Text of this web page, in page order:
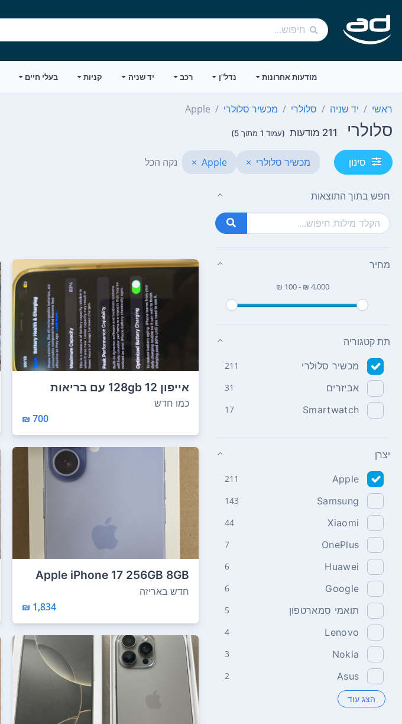
מודעות אחרונות נדל"ן רכב יד שניה קניות בעלי חיים
ראשי יד שניה סלולרי מכשיר סלולרי Apple
סלולרי 211 מודעות (עמוד 1 מתוך 5)
סינון מכשיר סלולרי ×
Apple
× נקה הכל
חפש בתוך התוצאות
מחיר
₪ 100 - ₪ 4,000
תת קטגוריה
מכשיר סלולרי 211
אביזרים 31
Smartwatch
17
יצרן
Apple
211
Samsung
143
Xiaomi
44
OnePlus
7
Huawei
6
Google
6
תואמי סמארטפון 5
Lenovo
4
Nokia
3
Asus
2
הצג עוד
אייפון 12 128gb עם בריאות
סוללה 83% מגיע...
כמו חדש
700 ₪
Apple iPhone 17 256GB 8GB
RAM חדש לגמרי...
חדש באריזה
1,834 ₪